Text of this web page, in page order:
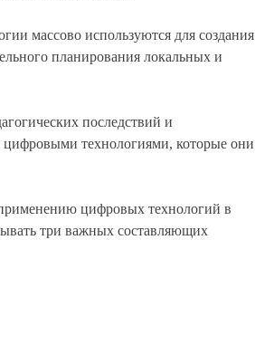
массово используются для создания
планирования локальных и
последствий и
технологиями, которые они
цифровых технологий в
три важных составляющих